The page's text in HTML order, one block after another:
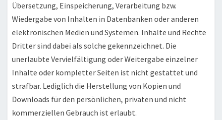
Übersetzung, Einspeicherung, Verarbeitung bzw.
Wiedergabe von Inhalten in Datenbanken oder anderen
elektronischen Medien und Systemen. Inhalte und Rechte
Dritter sind dabei als solche gekennzeichnet. Die
unerlaubte Vervielfältigung oder Weitergabe einzelner
Inhalte oder kompletter Seiten ist nicht gestattet und
strafbar. Lediglich die Herstellung von Kopien und
Downloads für den persönlichen, privaten und nicht
kommerziellen Gebrauch ist erlaubt.